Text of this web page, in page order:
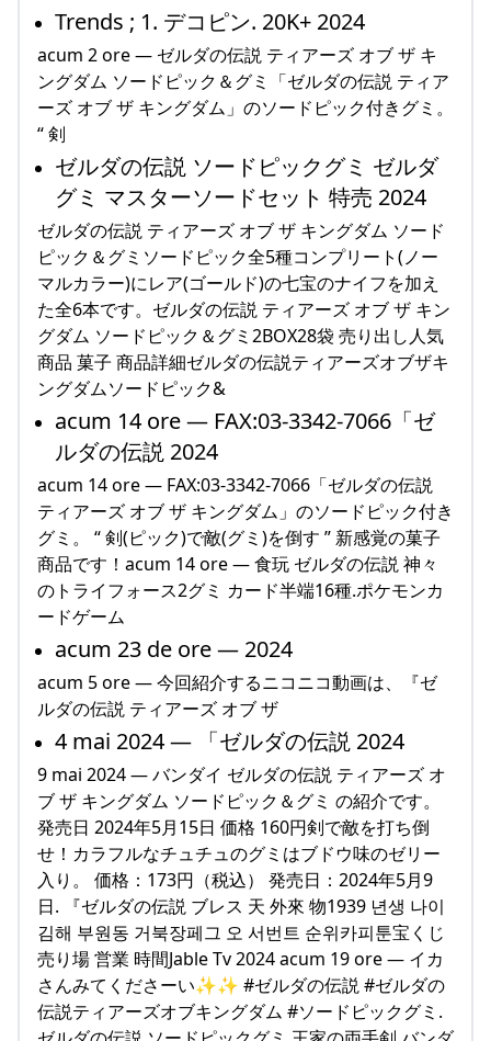
Trends ; 1. デコピン. 20K+ 2024
acum 2 ore — ゼルダの伝説 ティアーズ オブ ザ キ
ングダム ソードピック＆グミ「ゼルダの伝説 ティア
ーズ オブ ザ キングダム」のソードピック付きグミ。
“ 剣
ゼルダの伝説 ソードピックグミ ゼルダ
グミ マスターソードセット 特売 2024
ゼルダの伝説 ティアーズ オブ ザ キングダム ソード
ピック＆グミソードピック全5種コンプリート(ノー
マルカラー)にレア(ゴールド)の七宝のナイフを加え
た全6本です。ゼルダの伝説 ティアーズ オブ ザ キン
グダム ソードピック＆グミ2BOX28袋 売り出し人気
商品 菓子 商品詳細ゼルダの伝説ティアーズオブザキ
ングダムソードピック&
acum 14 ore — FAX:03-3342-7066「ゼ
ルダの伝説 2024
acum 14 ore — FAX:03-3342-7066「ゼルダの伝説
ティアーズ オブ ザ キングダム」のソードピック付き
グミ。 “ 剣(ピック)で敵(グミ)を倒す ” 新感覚の菓子
商品です！acum 14 ore — 食玩 ゼルダの伝説 神々
のトライフォース2グミ カード半端16種.ポケモンカ
ードゲーム
acum 23 de ore — 2024
acum 5 ore — 今回紹介するニコニコ動画は、『ゼ
ルダの伝説 ティアーズ オブ ザ
4 mai 2024 — 「ゼルダの伝説 2024
9 mai 2024 — バンダイ ゼルダの伝説 ティアーズ オ
ブ ザ キングダム ソードピック＆グミ の紹介です。
発売日 2024年5月15日 価格 160円剣で敵を打ち倒
せ！カラフルなチュチュのグミはブドウ味のゼリー
入り。 価格：173円（税込） 発売日：2024年5月9
日. 『ゼルダの伝説 ブレス 天 外來 物1939 년생 나이
김해 부원동 거북장페그 오 서번트 순위카피툰宝くじ
売り場 営業 時間Jable Tv 2024 acum 19 ore — イカ
さんみてくださーい✨✨ #ゼルダの伝説 #ゼルダの
伝説ティアーズオブキングダム #ソードピックグミ.